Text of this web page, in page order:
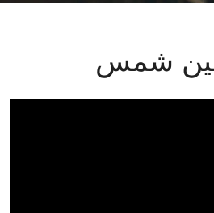
عين شمس